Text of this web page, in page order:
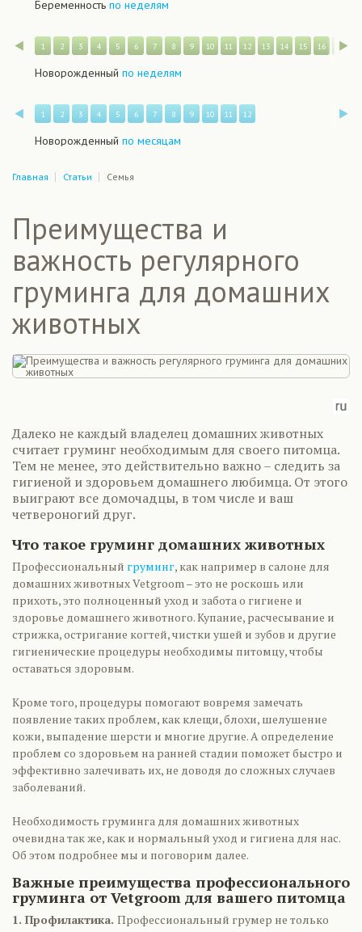
Беременность по неделям
Назад
1 2 3 4 5 6 7 8 9 10 11 12 13 14 15 16 17
Новорожденный по неделям
Назад
1 2 3 4 5 6 7 8 9 10 11 12
Новорожденный по месяцам
Главная Статьи Семья
Преимущества и
важность регулярного
груминга для домашних
животных
Далеко не каждый владелец домашних животных
считает груминг необходимым для своего питомца.
Тем не менее, это действительно важно – следить за
гигиеной и здоровьем домашнего любимца. От этого
выиграют все домочадцы, в том числе и ваш
четвероногий друг.
Что такое груминг домашних животных
Профессиональный груминг, как например в салоне для
домашних животных Vetgroom – это не роскошь или
прихоть, это полноценный уход и забота о гигиене и
здоровье домашнего животного. Купание, расчесывание и
стрижка, остригание когтей, чистки ушей и зубов и другие
гигиенические процедуры необходимы питомцу, чтобы
оставаться здоровым.
Кроме того, процедуры помогают вовремя замечать
появление таких проблем, как клещи, блохи, шелушение
кожи, выпадение шерсти и многие другие. А определение
проблем со здоровьем на ранней стадии поможет быстро и
эффективно залечивать их, не доводя до сложных случаев
заболеваний.
Необходимость груминга для домашних животных
очевидна так же, как и нормальный уход и гигиена для нас.
Об этом подробнее мы и поговорим далее.
Важные преимущества профессионального
груминга от Vetgroom для вашего питомца
1. Профилактика. Профессиональный грумер не только